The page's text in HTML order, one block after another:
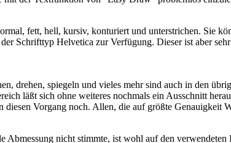
fett, hell, kursiv, konturiert und unterstrichen. Sie
Schrifttyp Helvetica zur Verfügung. Dieser ist aber
drehen, spiegeln und vieles mehr sind auch in den
läßt sich ohne weiteres nochmals ein Ausschnitt
Vorgang noch. Allen, die auf größte Genauigkeit
Abmessung nicht stimmte, ist wohl auf den